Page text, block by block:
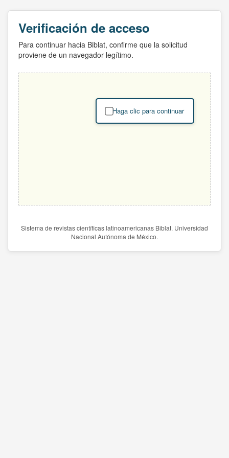
Verificación de acceso
Para continuar hacia Biblat, confirme que la solicitud
proviene de un navegador legítimo.
Haga clic para continuar
Sistema de revistas científicas latinoamericanas Biblat. Universidad
Nacional Autónoma de México.